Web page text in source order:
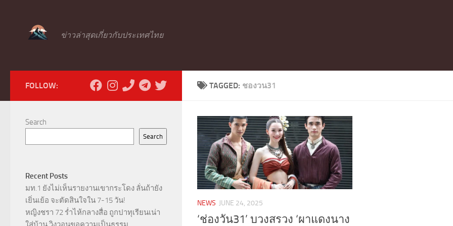
ข่าวล่าสุดเกี่ยวกับประเทศไทย
TAGGED: ชองวน31
NEWS JUNE 24, 2025
‘ช่องวัน31’ บวงสรวง ‘ผาแดงนาง
FOLLOW:
Search
Search
Recent Posts
มท.1 ยังไม่เห็นรายงานเขากระโดง ลั่นถ้ายัง
เยิ่นเย้อ จะตัดสินใจใน 7-15 วัน!
หญิงชรา 72 ร่ำไห้กลางสื่อ ถูกปาทุเรียนเน่า